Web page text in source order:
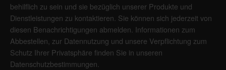
behilflich zu sein und sie bezüglich unserer Produkte und
Dienstleistungen zu kontaktieren. Sie können sich jederzeit von
diesen Benachrichtigungen abmelden. Informationen zum
Abbestellen, zur Datennutzung und unsere Verpflichtung zum
Schutz Ihrer Privatsphäre finden Sie in unseren
Datenschutzbestimmungen